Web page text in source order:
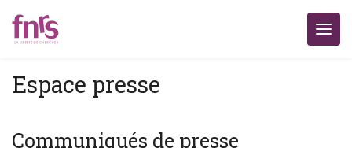
Espace presse
Communiqués de presse